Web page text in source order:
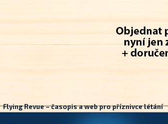
Flying Revue – časopis a web pro příznivce létání